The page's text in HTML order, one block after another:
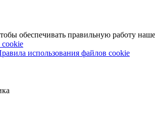
обеспечивать правильную работу
cookie
использования файлов cookie